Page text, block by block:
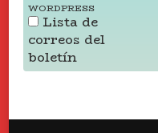
WORDPRESS
Lista de
correos del
boletín